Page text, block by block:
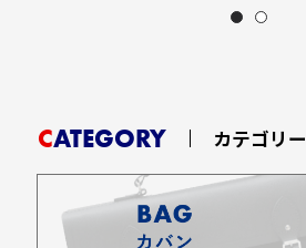
CATEGORY カテゴリー